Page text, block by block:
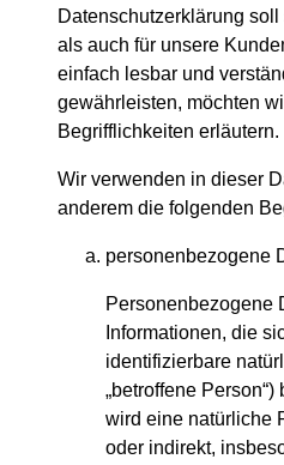
Datenschutzerklärung
als auch für unsere
einfach lesbar und
gewährleisten, möchten
Begrifflichkeiten erläutern.
Wir verwenden in dieser
anderem die folgenden
personenbezogene
Personenbezogene
Informationen, die
identifizierbare
„betroffene
wird eine natürliche
oder indirekt,